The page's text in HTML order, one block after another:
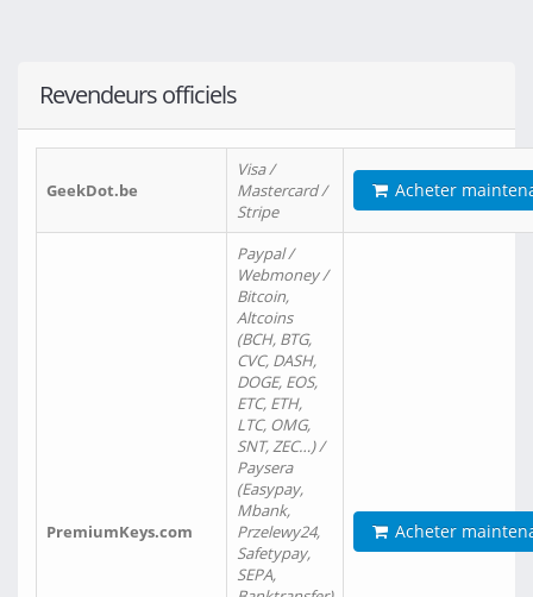
Revendeurs officiels
GeekDot.be
Visa /
Mastercard /
Stripe
Acheter
PremiumKeys.com
Paypal /
Webmoney /
Bitcoin,
Altcoins
(BCH, BTG,
CVC, DASH,
DOGE, EOS,
ETC, ETH,
LTC, OMG,
SNT, ZEC…) /
Paysera
(Easypay,
Mbank,
Przelewy24,
Safetypay,
SEPA,
Acheter